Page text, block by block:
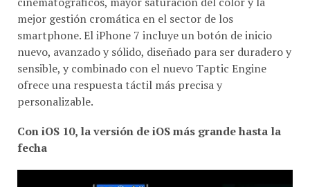
mejor gestión cromática en el sector de los
smartphone. El iPhone 7 incluye un botón de inicio
nuevo, avanzado y sólido, diseñado para ser duradero y
sensible, y combinado con el nuevo Taptic Engine
ofrece una respuesta táctil más precisa y
personalizable.
Con iOS 10, la versión de iOS más grande hasta la
fecha